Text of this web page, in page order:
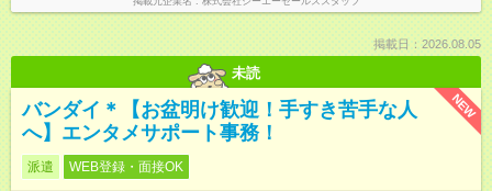
掲載日：2026.08.05
未読
NEW
バンダイ＊【お盆明け歓迎！手すき苦手な人
へ】エンタメサポート事務！
派遣 WEB登録・面接OK